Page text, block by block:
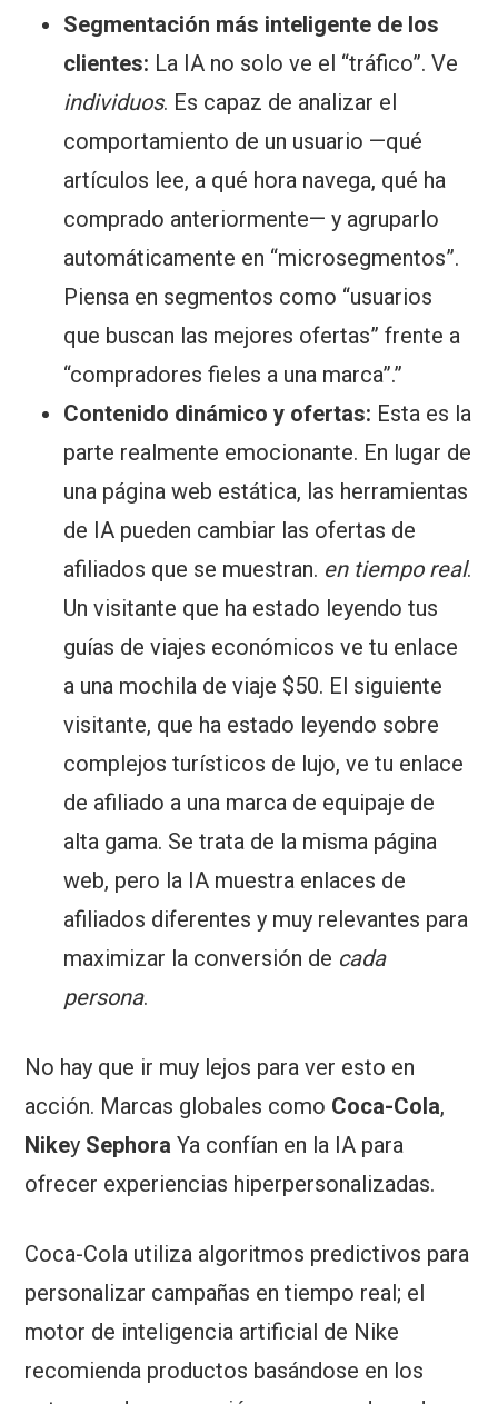
Segmentación más inteligente de los
clientes: La IA no solo ve el “tráfico”. Ve
individuos. Es capaz de analizar el
comportamiento de un usuario —qué
artículos lee, a qué hora navega, qué ha
comprado anteriormente— y agruparlo
automáticamente en “microsegmentos”.
Piensa en segmentos como “usuarios
que buscan las mejores ofertas” frente a
“compradores fieles a una marca”.”
Contenido dinámico y ofertas: Esta es la
parte realmente emocionante. En lugar de
una página web estática, las herramientas
de IA pueden cambiar las ofertas de
afiliados que se muestran. en tiempo real.
Un visitante que ha estado leyendo tus
guías de viajes económicos ve tu enlace
a una mochila de viaje $50. El siguiente
visitante, que ha estado leyendo sobre
complejos turísticos de lujo, ve tu enlace
de afiliado a una marca de equipaje de
alta gama. Se trata de la misma página
web, pero la IA muestra enlaces de
afiliados diferentes y muy relevantes para
maximizar la conversión de cada
persona.
No hay que ir muy lejos para ver esto en
acción. Marcas globales como Coca-Cola,
Nikey Sephora Ya confían en la IA para
ofrecer experiencias hiperpersonalizadas.
Coca-Cola utiliza algoritmos predictivos para
personalizar campañas en tiempo real; el
motor de inteligencia artificial de Nike
recomienda productos basándose en los